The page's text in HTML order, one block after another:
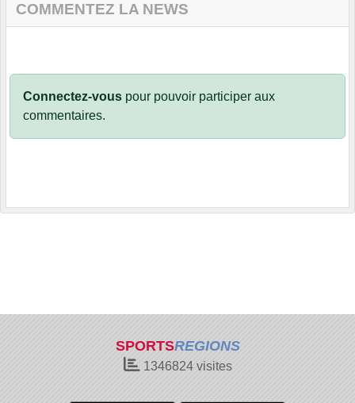
COMMENTEZ LA NEWS
Connectez-vous pour pouvoir participer aux
commentaires.
SPORTSREGIONS
1346824visites